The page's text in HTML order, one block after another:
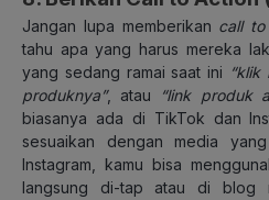
Jangan lupa memberikan call to
tahu apa yang harus mereka
yang sedang ramai saat ini
produknya”, atau “link produk
biasanya ada di TikTok dan
sesuaikan dengan media
Instagram, kamu bisa
langsung di-tap atau di blog